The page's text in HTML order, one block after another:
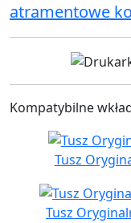
atramentowe
Kompatybilne
Tusz
Tusz